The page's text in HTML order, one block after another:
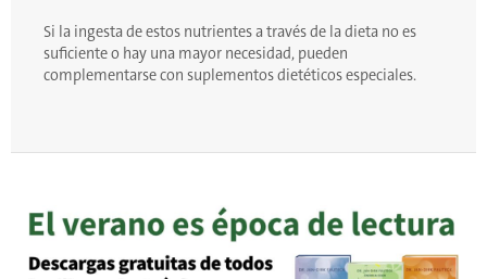
Si la ingesta de estos nutrientes a través de la dieta no es
suficiente o hay una mayor necesidad, pueden
complementarse con suplementos dietéticos especiales.